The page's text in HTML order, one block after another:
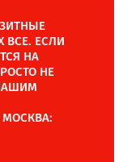
ВСЕ. ЕСЛИ
НА
НЕ